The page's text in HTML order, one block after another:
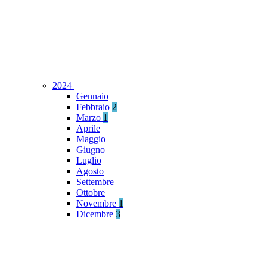
2024
Gennaio
Febbraio 2
Marzo 1
Aprile
Maggio
Giugno
Luglio
Agosto
Settembre
Ottobre
Novembre 1
Dicembre 3